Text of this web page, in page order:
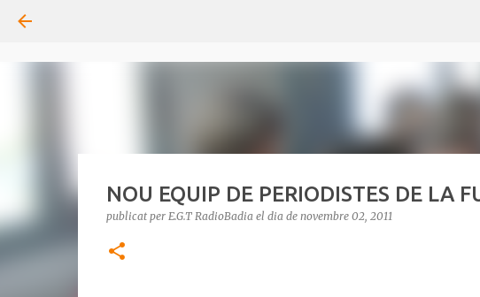
NOU EQUIP DE PERIODISTES DE LA
publicat per E.G.T RadioBadia el dia de novembre 02, 2011